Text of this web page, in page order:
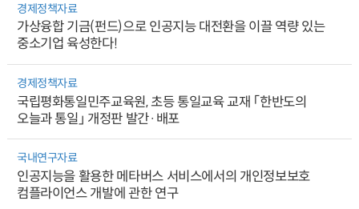
경제정책자료
가상융합 기금(펀드)으로 인공지능 대전환을 이끌 역량 있는
중소기업 육성한다!
경제정책자료
국립평화통일민주교육원, 초등 통일교육 교재 「한반도의
오늘과 통일」 개정판 발간·배포
국내연구자료
인공지능을 활용한 메타버스 서비스에서의 개인정보보호
컴플라이언스 개발에 관한 연구